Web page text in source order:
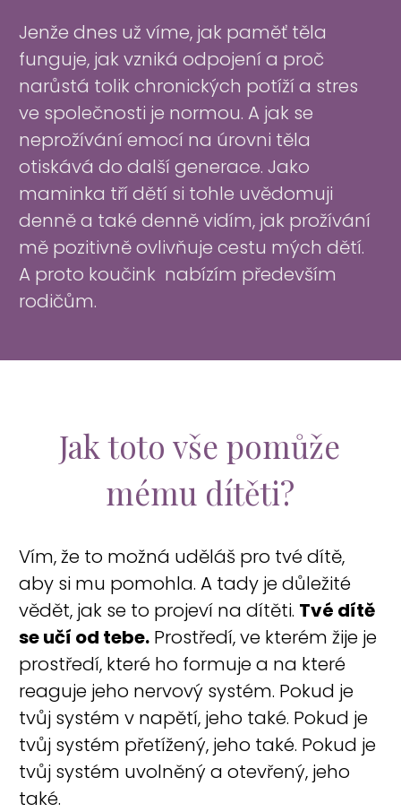
Jenže dnes už víme, jak paměť těla
funguje, jak vzniká odpojení a proč
narůstá tolik chronických potíží a stres
ve společnosti je normou. A jak se
neprožívání emocí na úrovni těla
otiskává do další generace. Jako
maminka tří dětí si tohle uvědomuji
denně a také denně vidím, jak prožívání
mě pozitivně ovlivňuje cestu mých dětí.
A proto koučink nabízím především
rodičům.
Jak toto vše pomůže
mému dítěti?
Vím, že to možná uděláš pro tvé dítě,
aby si mu pomohla. A tady je důležité
vědět, jak se to projeví na dítěti. Tvé dítě
se učí od tebe. Prostředí, ve kterém žije je
prostředí, které ho formuje a na které
reaguje jeho nervový systém. Pokud je
tvůj systém v napětí, jeho také. Pokud je
tvůj systém přetížený, jeho také. Pokud je
tvůj systém uvolněný a otevřený, jeho
také.